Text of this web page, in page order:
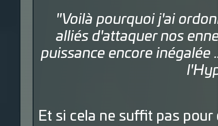
"Voilà pourquoi j'ai
alliés d'attaquer nos
puissance encore inégalée
Et si cela ne suffit pas